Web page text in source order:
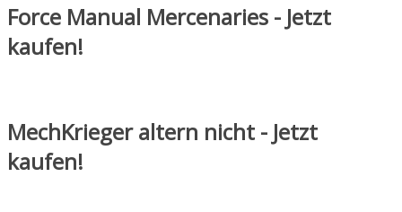
Force Manual Mercenaries - Jetzt
kaufen!
MechKrieger altern nicht - Jetzt
kaufen!